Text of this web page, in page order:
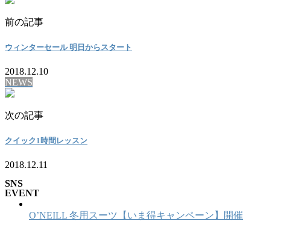
前の記事
ウィンターセール 明日からスタート
2018.12.10
NEWS
次の記事
クイック1時間レッスン
2018.12.11
SNS
EVENT
O’NEILL 冬用スーツ【いま得キャンペーン】開催